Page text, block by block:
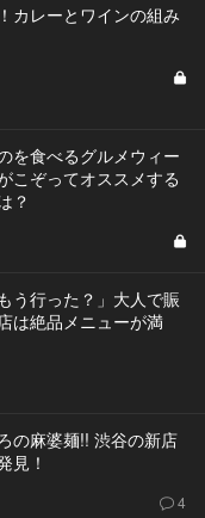
カレーとワインの組み
を食べるグルメウィー
こぞってオススメする
？
う行った？」大人で賑
は絶品メニューが満
の麻婆麺!! 渋谷の新店
見！
4